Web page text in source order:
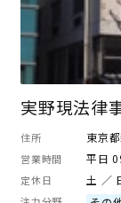
実野現法律
住所 東京
営業時間 平日
定休日 土 ／